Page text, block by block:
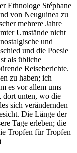
Ethnologe Stéphane
von Neuguinea zu
mehrere Jahre
Umstände nicht
und
und die Poesie
als übliche
Reiseberichte.
zu haben; ich
es vor allem ums
dort unten, wo die
sich verändernden
Die Länge der
Tage erleben; die
Tropfen für Tropfen